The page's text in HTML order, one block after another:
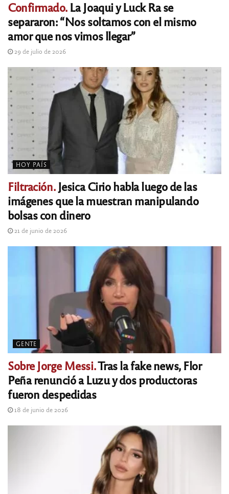
Confirmado.La Joaqui y Luck Ra se
separaron: “Nos soltamos con el mismo
amor que nos vimos llegar”
29 de julio de 2026
HOY PAÍS
Filtración.Jesica Cirio habla luego de las
imágenes que la muestran manipulando
bolsas con dinero
21 de junio de 2026
GENTE
Sobre Jorge Messi.Tras la fake news, Flor
Peña renunció a Luzu y dos productoras
fueron despedidas
18 de junio de 2026